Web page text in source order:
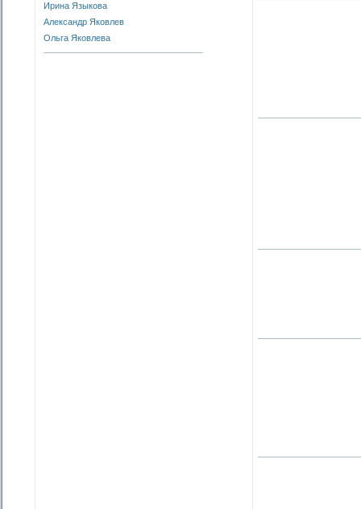
Ирина Языкова
Александр Яковлев
Ольга Яковлева